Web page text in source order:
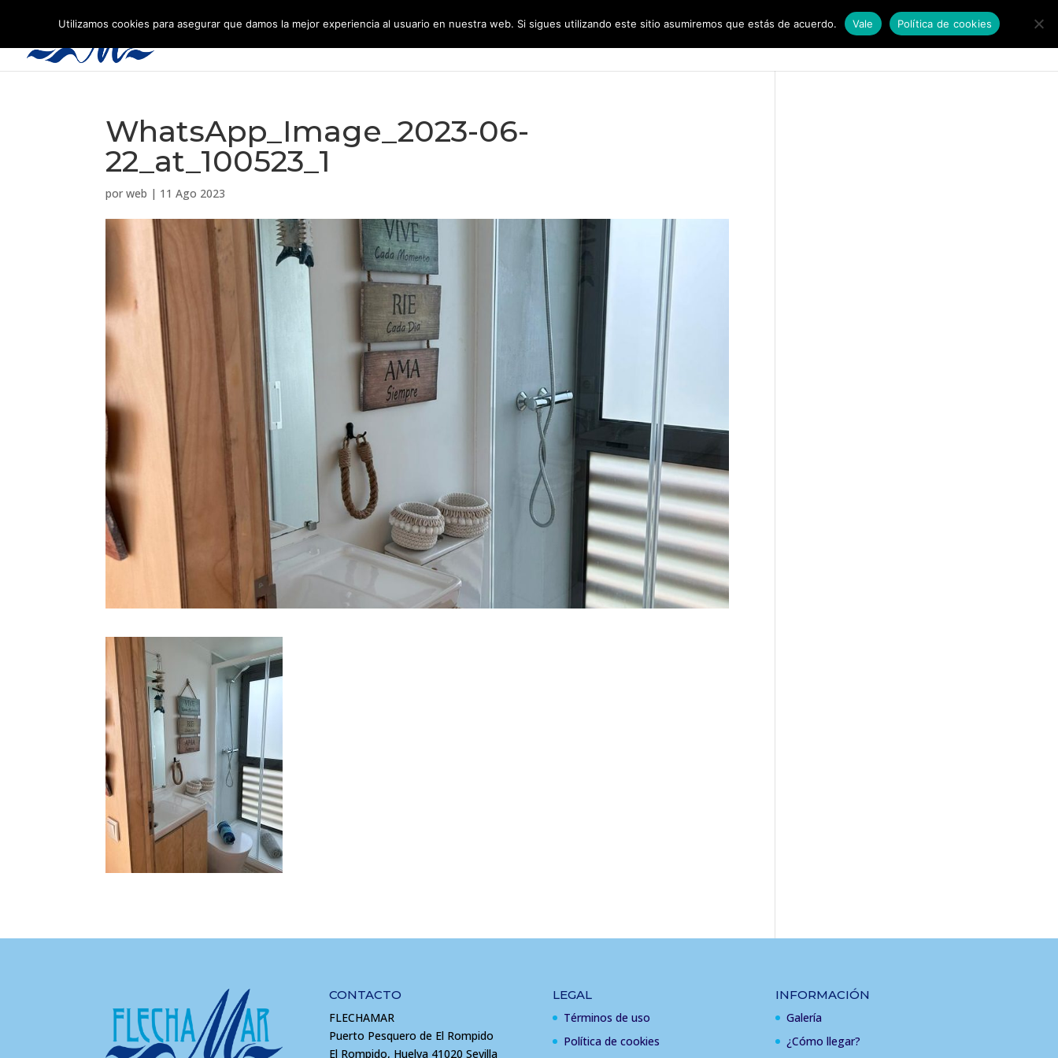
CÓMO LLEGAR CONTACTO
WhatsApp_Image_2023-06-
22_at_100523_1
porweb | 11 Ago 2023
CONTACTO
FLECHAMAR
Puerto Pesquero de El Rompido
El Rompido, Huelva 41020 Sevilla
LEGAL
Términos de uso
Política de cookies
INFORMACIÓN
Galería
¿Cómo llegar?
Utilizamos cookies para asegurar que damos la mejor experiencia al usuario en nuestra web. Si sigues utilizando este sitio asumiremos que estás de acuerdo. Vale Política de cookies